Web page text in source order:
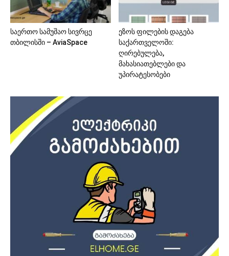
საერთო სამუშაო სივრცე
თბილისში – AviaSpace
ეზოს ფილების დაგება
საქართველოში:
ღირებულება,
მახასიათებლები და
უპირატესობები